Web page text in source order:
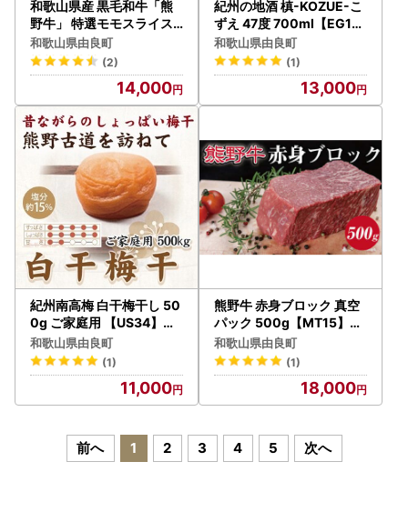
和歌山県産 黒毛和牛「熊
野牛」 特選モモスライス(
すき焼き用) 400g 4等級
以上【mtgn014】
和歌山県由良町
(2)
14,000
紀州の地酒 槙-KOZUE-こ
ずえ 47度 700ml【EG10
】【evg910】
和歌山県由良町
(1)
13,000
紀州南高梅 白干梅干し 50
0g ご家庭用 【US34】【
uts053】
和歌山県由良町
(1)
11,000
熊野牛 赤身ブロック 真空
パック 500g【MT15】【
mtf412】
和歌山県由良町
(1)
18,000
前へ 1 2 3 4 5 次へ